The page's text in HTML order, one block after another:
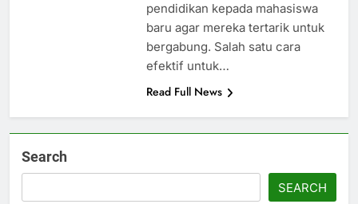
pendidikan kepada mahasiswa
baru agar mereka tertarik untuk
bergabung. Salah satu cara
efektif untuk…
Read Full News
Search
SEARCH